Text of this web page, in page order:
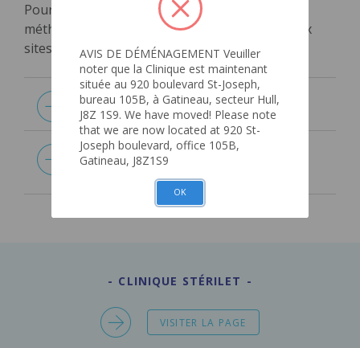
Pour de l’information à propos des différentes
méthodes disponibles, veuillez vous référer aux
sites suivants :
www.masexualite.ca
Clinique de planning des naissances de
Rimouski
CLINIQUE STÉRILET
VISITER LA PAGE
AVIS DE DÉMÉNAGEMENT Veuiller
noter que la Clinique est maintenant
située au 920 boulevard St-Joseph,
bureau 105B, à Gatineau, secteur Hull,
J8Z 1S9. We have moved! Please note
that we are now located at 920 St-
Joseph boulevard, office 105B,
Gatineau, J8Z1S9
OK